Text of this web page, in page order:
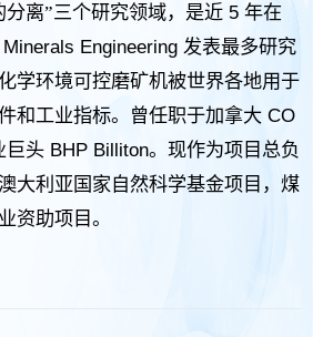
离”三个研究领域，是近 5年在
Minerals Engineering发表最多研究
学环境可控磨矿机被世界各地用于
和工业指标。曾任职于加拿大 CO
巨头 BHP Billiton。现作为项目总负
大利亚国家自然科学基金项目，煤
资助项目。